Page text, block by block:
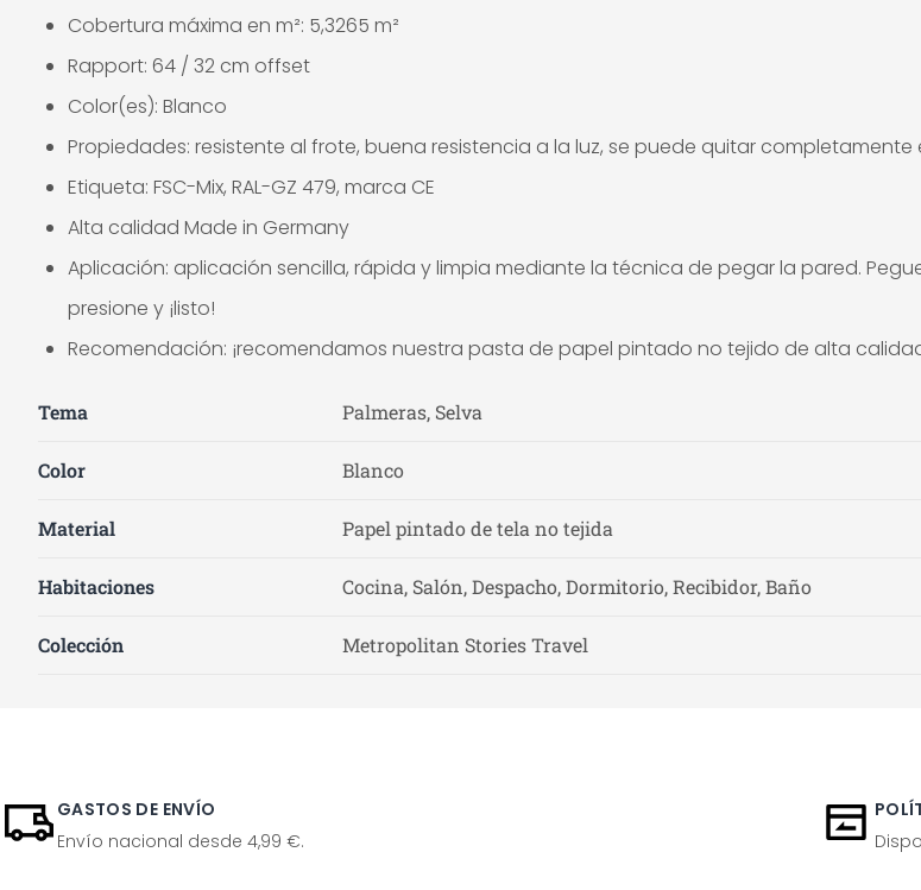
Cobertura máxima en m²: 5,3265 m²
Rapport: 64 / 32 cm offset
Color(es): Blanco
Propiedades: resistente al frote, buena resistencia a la luz, se puede quitar completamente
Etiqueta: FSC-Mix, RAL-GZ 479, marca CE
Alta calidad Made in Germany
Aplicación: aplicación sencilla, rápida y limpia mediante la técnica de pegar la pared.
presione y ¡listo!
Recomendación: ¡recomendamos nuestra pasta de papel pintado no tejido de alta calidad
Tema Palmeras, Selva
Color Blanco
Material Papel pintado de tela no tejida
Habitaciones Cocina, Salón, Despacho, Dormitorio, Recibidor, Baño
Colección Metropolitan Stories Travel
GASTOS DE ENVÍO
Envío nacional desde 4,99 €.